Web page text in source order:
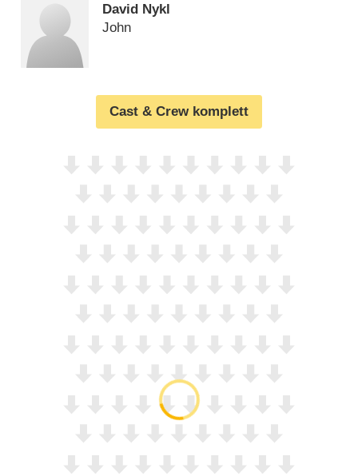
David Nykl
John
Cast & Crew komplett